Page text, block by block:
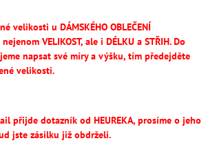
velikosti u DÁMSKÉHO OBLEČENÍ
nejenom VELIKOST, ale i DÉLKU a STŘIH.Do
napsat své míry a výšku, tím předejděte
velikosti.
přijde dotazník od HEUREKA, prosíme o jeho
jste zásilku již obdrželi.